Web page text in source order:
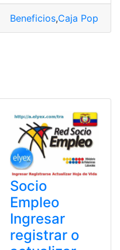
Beneficios,Caja Popular
Socio
Empleo
Ingresar
registrar o